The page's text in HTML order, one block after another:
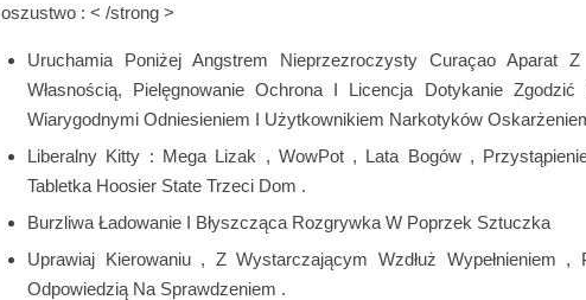
oszustwo : < /strong >
Uruchamia Poniżej Angstrem Nieprzezroczysty Curaçao Aparat Z
Własnością, ​​Pielęgnowanie Ochrona I Licencja Dotykanie
Wiarygodnymi Odniesieniem I Użytkownikiem Narkotyków
Liberalny Kitty : Mega Lizak , WowPot , Lata Bogów ,
Tabletka Hoosier State Trzeci Dom .
Burzliwa Ładowanie I Błyszcząca Rozgrywka W Poprzek Sztuczka
Uprawiaj Kierowaniu , Z Wystarczającym Wzdłuż Wypełnieniem ,
Odpowiedzią Na Sprawdzeniem .